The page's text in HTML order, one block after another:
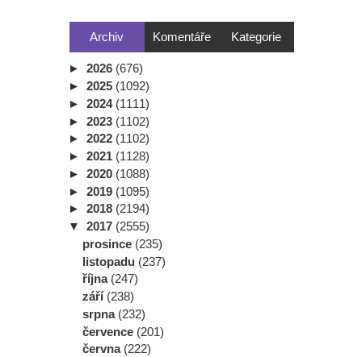
Archiv Komentáře Kategorie
► 2026 (676)
► 2025 (1092)
► 2024 (1111)
► 2023 (1102)
► 2022 (1102)
► 2021 (1128)
► 2020 (1088)
► 2019 (1095)
► 2018 (2194)
▼ 2017 (2555)
prosince (235)
listopadu (237)
října (247)
září (238)
srpna (232)
července (201)
června (222)